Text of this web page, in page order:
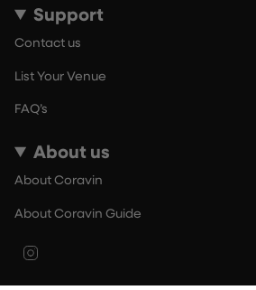
Support
Contact us
List Your Venue
FAQ’s
About us
About Coravin
About Coravin Guide